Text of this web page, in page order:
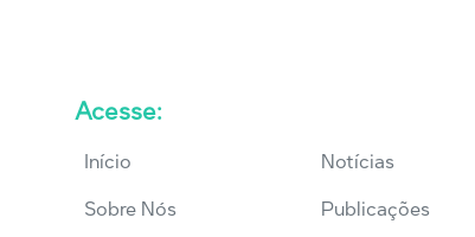
Acesse:
Início
Sobre Nós
Notícias
Publicações